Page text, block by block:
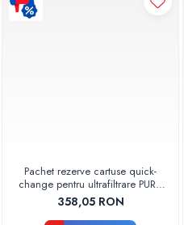
Pachet rezerve cartuse quick-
change pentru ultrafiltrare PUR4
Aquapur Valhoh Valrom
358,05 RON